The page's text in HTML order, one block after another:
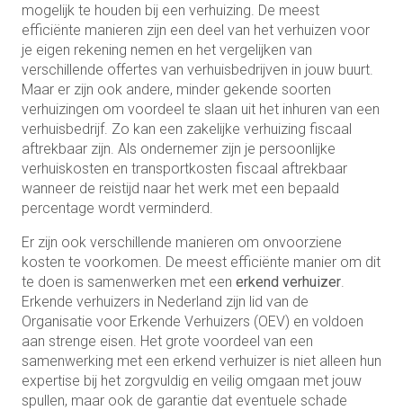
mogelijk te houden bij een verhuizing. De meest
efficiënte manieren zijn een deel van het verhuizen voor
je eigen rekening nemen en het vergelijken van
verschillende offertes van verhuisbedrijven in jouw buurt.
Maar er zijn ook andere, minder gekende soorten
verhuizingen om voordeel te slaan uit het inhuren van een
verhuisbedrijf. Zo kan een zakelijke verhuizing fiscaal
aftrekbaar zijn. Als ondernemer zijn je persoonlijke
verhuiskosten en transportkosten fiscaal aftrekbaar
wanneer de reistijd naar het werk met een bepaald
percentage wordt verminderd.
Er zijn ook verschillende manieren om onvoorziene
kosten te voorkomen. De meest efficiënte manier om dit
te doen is samenwerken met een erkend verhuizer
Erkende verhuizers in Nederland zijn lid van de
Organisatie voor Erkende Verhuizers (OEV) en voldoen
aan strenge eisen. Het grote voordeel van een
samenwerking met een erkend verhuizer is niet alleen hun
expertise bij het zorgvuldig en veilig omgaan met jouw
spullen, maar ook de garantie dat eventuele schade